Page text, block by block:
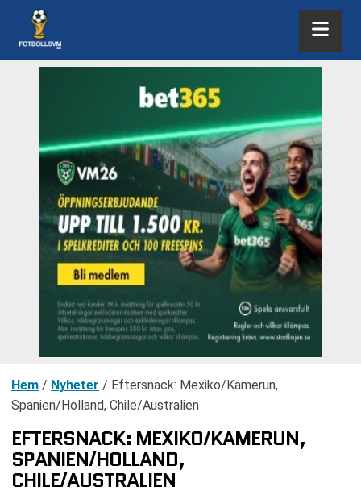
Hem / Nyheter / Eftersnack: Mexiko/Kamerun,
Spanien/Holland, Chile/Australien
EFTERSNACK: MEXIKO/KAMERUN,
SPANIEN/HOLLAND,
CHILE/AUSTRALIEN